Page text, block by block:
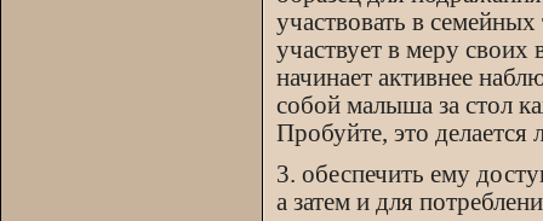
участвовать в
участвует в меру
начинает активнее
собой малыша за стол
Пробуйте, это делается
3. обеспечить ему
а затем и для